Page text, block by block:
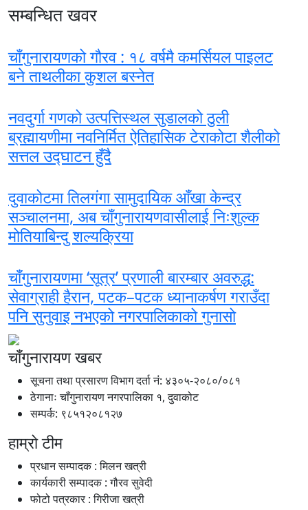
सम्बन्धित खवर
चाँगुनारायणको गौरव : १८ वर्षमै कमर्सियल पाइलट
बने ताथलीका कुशल बस्नेत
नवदुर्गा गणको उत्पत्तिस्थल सुडालको ठुली
ब्रह्मायणीमा नवनिर्मित ऐतिहासिक टेराकोटा शैलीको
सत्तल उद्घाटन हुँदै
दुवाकोटमा तिलगंगा सामुदायिक आँखा केन्द्र
सञ्चालनमा, अब चाँगुनारायणवासीलाई निःशुल्क
मोतियाबिन्दु शल्यक्रिया
चाँगुनारायणमा ‘सूत्र’ प्रणाली बारम्बार अवरुद्ध:
सेवाग्राही हैरान, पटक–पटक ध्यानाकर्षण गराउँदा
पनि सुनुवाइ नभएको नगरपालिकाको गुनासो
चाँगुनारायण खबर
सूचना तथा प्रसारण विभाग दर्ता नंं: ४३०५-२०८०/०८१
ठेगानाः चाँगुनारायण नगरपालिका १, दुवाकोट
सम्पर्क: ९८५१२०८१२७
हाम्रो टीम
प्रधान सम्पादक : मिलन खत्री
कार्यकारी सम्पादक : गौरव सुवेदी
फोटो पत्रकार : गिरीजा खत्री